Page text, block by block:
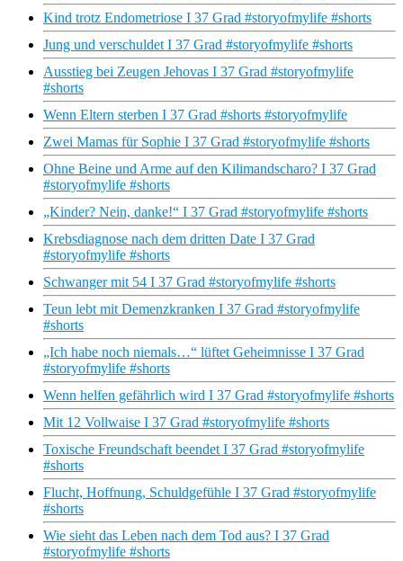
Kind trotz Endometriose I 37 Grad #storyofmylife #shorts
Jung und verschuldet I 37 Grad #storyofmylife #shorts
Ausstieg bei Zeugen Jehovas I 37 Grad #storyofmylife
#shorts
Wenn Eltern sterben I 37 Grad #shorts #storyofmylife
Zwei Mamas für Sophie I 37 Grad #storyofmylife #shorts
Ohne Beine und Arme auf den Kilimandscharo? I 37 Grad
#storyofmylife #shorts
„Kinder? Nein, danke!“ I 37 Grad #storyofmylife #shorts
Krebsdiagnose nach dem dritten Date I 37 Grad
#storyofmylife #shorts
Schwanger mit 54 I 37 Grad #storyofmylife #shorts
Teun lebt mit Demenzkranken I 37 Grad #storyofmylife
#shorts
„Ich habe noch niemals…“ lüftet Geheimnisse I 37 Grad
#storyofmylife #shorts
Wenn helfen gefährlich wird I 37 Grad #storyofmylife #shorts
Mit 12 Vollwaise I 37 Grad #storyofmylife #shorts
Toxische Freundschaft beendet I 37 Grad #storyofmylife
#shorts
Flucht, Hoffnung, Schuldgefühle I 37 Grad #storyofmylife
#shorts
Wie sieht das Leben nach dem Tod aus? I 37 Grad
#storyofmylife #shorts